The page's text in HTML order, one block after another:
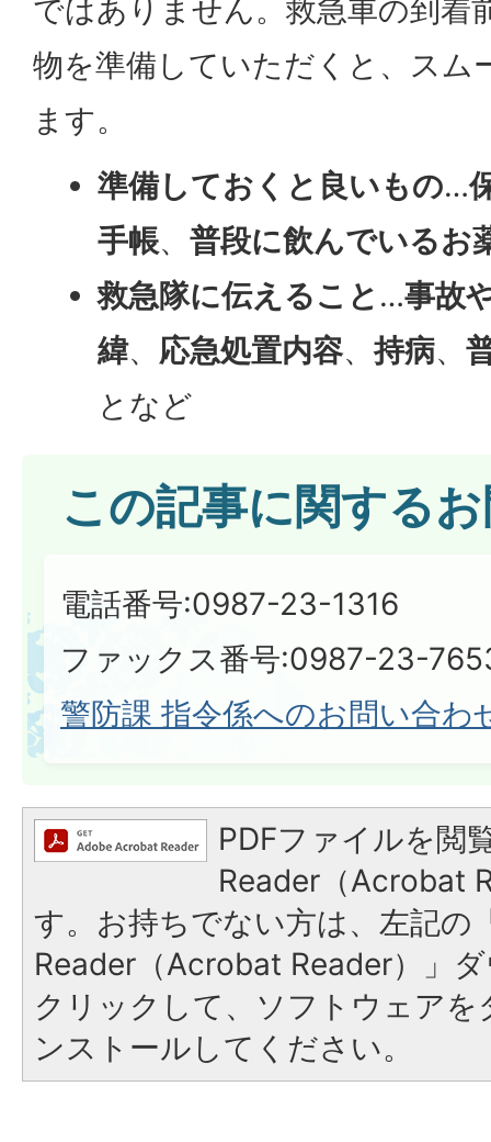
ではありません。救急車の到着
物を準備していただくと、スム
ます。
準備しておくと良いもの…
手帳、普段に飲んでいるお
救急隊に伝えること …事故
緯、 応急処置内容、持病、
となど
この記事に関する
電話番号:0987-23-1316
ファックス番号:0987-23-
警防課 指令係へのお問い合わ
PDFファイルを閲
Reader（Acrobat
す。お持ちでない方は、左記の
Reader（Acrobat Reader）」
クリックして、ソフトウェア
ンストールしてください。